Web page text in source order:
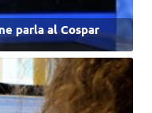
parla al Cospar